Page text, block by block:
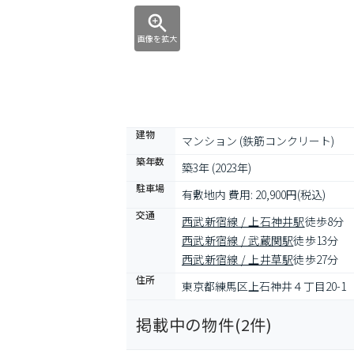
画像を拡大
建物 マンション (鉄筋コンクリート)
築年数 築3年 (2023年)
駐車場 有敷地内 費用: 20,900円(税込)
交通 西武新宿線 / 上石神井駅徒歩8分
西武新宿線 / 武蔵関駅徒歩13分
西武新宿線 / 上井草駅徒歩27分
住所 東京都練馬区上石神井４丁目20-1
掲載中の物件(2件)